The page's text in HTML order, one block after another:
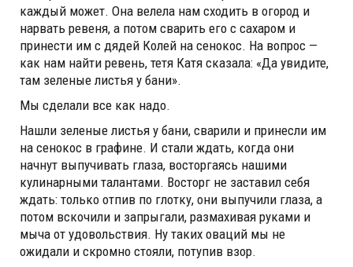
каждый может. Она велела нам сходить в огород и
нарвать ревеня, а потом сварить его с сахаром и
принести им с дядей Колей на сенокос. На вопрос —
как нам найти ревень, тетя Катя сказала: «Да увидите,
там зеленые листья у бани».
Мы сделали все как надо.
Нашли зеленые листья у бани, сварили и принесли им
на сенокос в графине. И стали ждать, когда они
начнут выпучивать глаза, восторгаясь нашими
кулинарными талантами. Восторг не заставил себя
ждать: только отпив по глотку, они выпучили глаза, а
потом вскочили и запрыгали, размахивая руками и
мыча от удовольствия. Ну таких оваций мы не
ожидали и скромно стояли, потупив взор.